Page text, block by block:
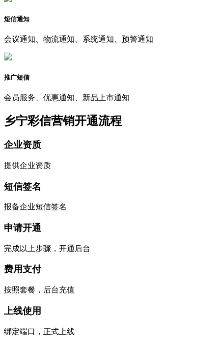
短信通知
会议通知、物流通知、系统通知、预警通知
推广短信
会员服务、优惠通知、新品上市通知
乡宁彩信营销开通流程
企业资质
提供企业资质
短信签名
报备企业短信签名
申请开通
完成以上步骤，开通后台
费用支付
按照套餐，后台充值
上线使用
绑定端口，正式上线